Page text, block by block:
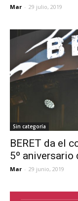
Mar - 29 julio, 2019
Sin categoría
BERET da el
5º aniversario
Mar - 29 junio, 2019